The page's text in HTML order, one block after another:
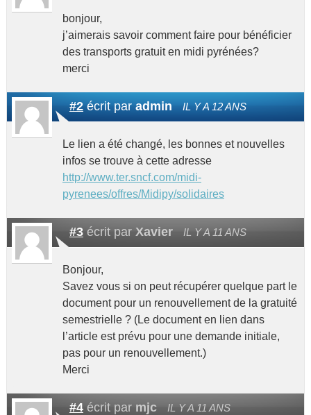
bonjour,
j’aimerais savoir comment faire pour bénéficier
des transports gratuit en midi pyrénées?
merci
#2écrit paradmin IL Y A 12 ANS
Le lien a été changé, les bonnes et nouvelles
infos se trouve à cette adresse
http://www.ter.sncf.com/midi-
pyrenees/offres/Midipy/solidaires
#3écrit par Xavier IL Y A 11 ANS
Bonjour,
Savez vous si on peut récupérer quelque part le
document pour un renouvellement de la gratuité
semestrielle ? (Le document en lien dans
l’article est prévu pour une demande initiale,
pas pour un renouvellement.)
Merci
#4écrit par mjc IL Y A 11 ANS